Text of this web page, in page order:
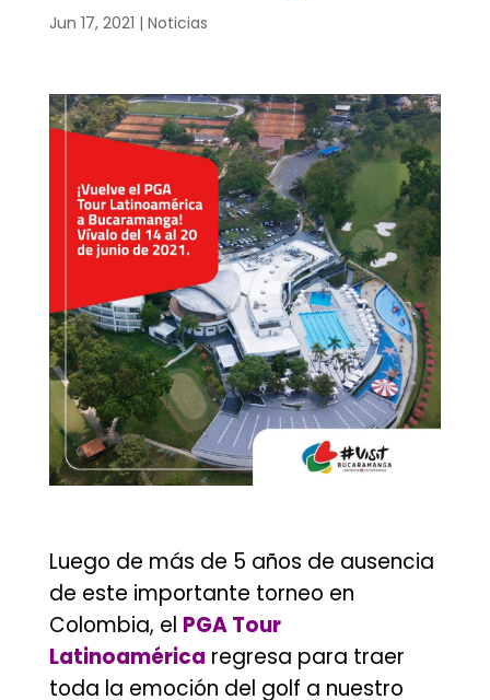
Jun 17, 2021 | Noticias
Luego de más de 5 años de ausencia
de este importante torneo en
Colombia, el PGA Tour
Latinoamérica regresa para traer
toda la emoción del golf a nuestro